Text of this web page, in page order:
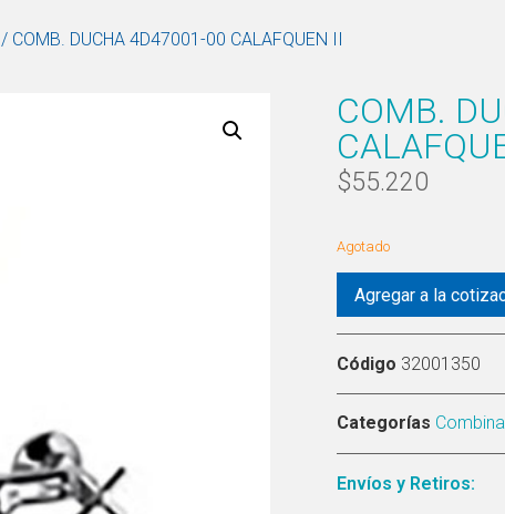
/ COMB. DUCHA 4D47001-00 CALAFQUEN II
COMB.
$55.220
Agotado
Agregar a la
Código 32001350
Categorías
Envíos y Retiros: